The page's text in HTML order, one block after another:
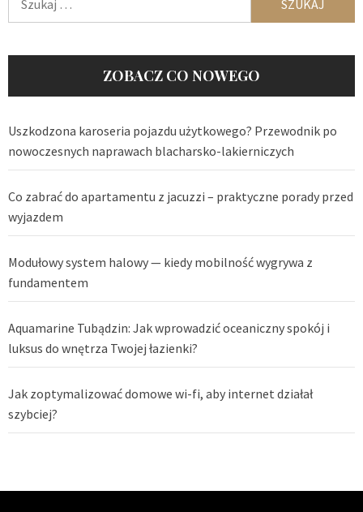
ZOBACZ CO NOWEGO
Uszkodzona karoseria pojazdu użytkowego? Przewodnik po
nowoczesnych naprawach blacharsko-lakierniczych
Co zabrać do apartamentu z jacuzzi – praktyczne porady przed
wyjazdem
Modułowy system halowy — kiedy mobilność wygrywa z
fundamentem
Aquamarine Tubądzin: Jak wprowadzić oceaniczny spokój i
luksus do wnętrza Twojej łazienki?
Jak zoptymalizować domowe wi-fi, aby internet działał
szybciej?